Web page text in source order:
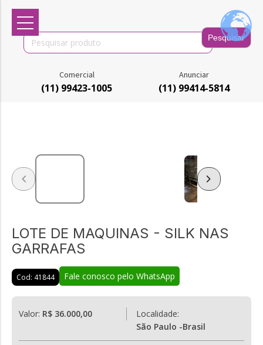
Search
for:
Comercial
(11) 99423-1005
Anunciar
(11) 99414-5814
LOTE DE MAQUINAS - SILK NAS
GARRAFAS
Cod: 41844 Fale conosco pelo WhatsApp
Valor: R$ 36.000,00
Localidade:
São Paulo -Brasil